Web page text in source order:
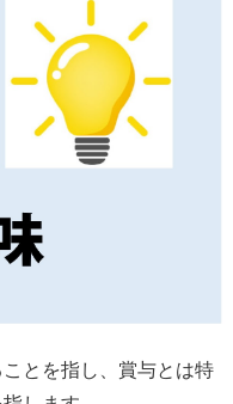
とを指し、賞与とは特